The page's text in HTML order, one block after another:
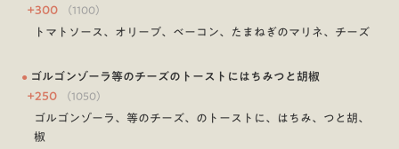
+300 （1100）
トマトソース、オリーブ、ベーコン、たまねぎのマリネ、チーズ
● ゴルゴンゾーラ等のチーズのトーストにはちみつと胡椒
+250 （1050）
ゴルゴンゾーラ、等のチーズ、のトーストに、はちみ、つと胡、
椒